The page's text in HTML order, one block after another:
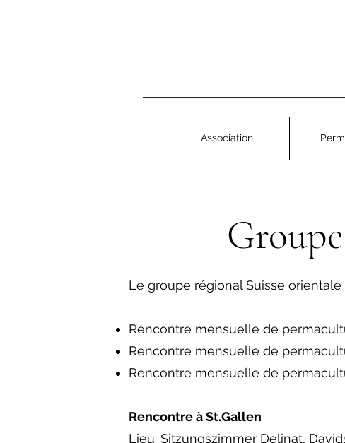
Association
Le groupe régional Suisse
Rencontre mensuelle de
Rencontre mensuelle de
Rencontre mensuelle de
Rencontre à St.Gallen
Lieu: Sitzungszimmer Delinat,